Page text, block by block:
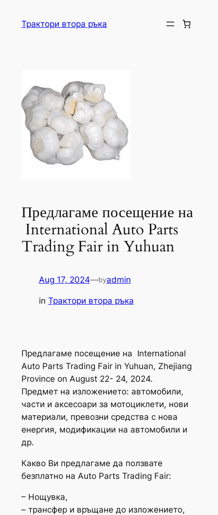
Трактори втора ръка
Предлагаме посещение на
International Auto Parts
Trading Fair in Yuhuan
Aug 17, 2024—byadmin
in Трактори втора ръка
Предлагаме посещение на International
Auto Parts Trading Fair in Yuhuan, Zhejiang
Province on August 22- 24, 2024.
Предмет на изложението: автомобили,
части и аксесоари за мотоциклети, нови
материали, превозни средства с нова
енергия, модификации на автомобили и
др.
Какво Ви предлагаме да ползвате
безплатно на Auto Parts Trading Fair:
– Нощувка,
– трансфер и връщане до изложението,